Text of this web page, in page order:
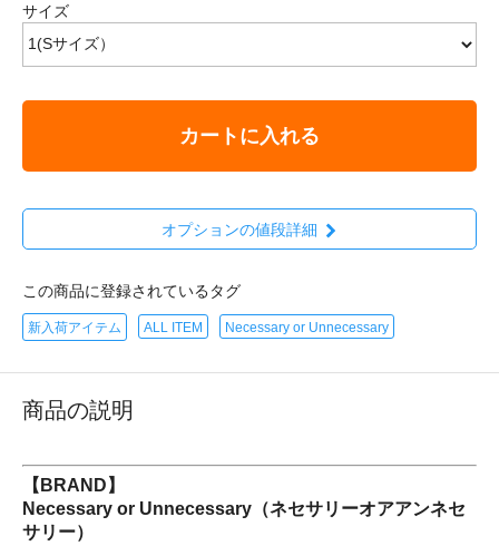
サイズ
カートに入れる
オプションの値段詳細
この商品に登録されているタグ
新入荷アイテム ALL ITEM Necessary or Unnecessary
商品の説明
【BRAND】
Necessary or Unnecessary（ネセサリーオアアンネセ
サリー）